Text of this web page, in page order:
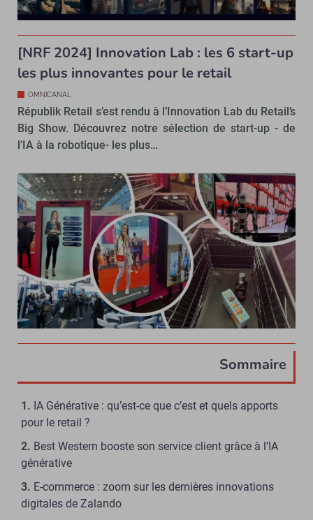
[NRF 2024] Innovation Lab : les 6 start-up
les plus innovantes pour le retail
OMNICANAL
Républik Retail s’est rendu à l’Innovation Lab du Retail’s
Big Show. Découvrez notre sélection de start-up - de
l’IA à la robotique- les plus…
Sommaire
IA Générative : qu’est-ce que c’est et quels apports
pour le retail ?
Best Western booste son service client grâce à l’IA
générative
E-commerce : zoom sur les dernières innovations
digitales de Zalando